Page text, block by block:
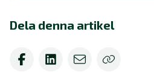
Dela denna artikel